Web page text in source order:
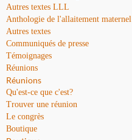
Autres textes LLL
Anthologie de l'allaitement maternel
Autres textes
Communiqués de presse
Témoignages
Réunions
Réunions
Qu'est-ce que c'est?
Trouver une réunion
Le congrès
Boutique